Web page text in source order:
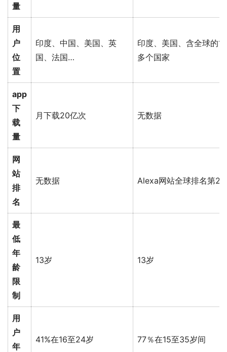
量
用
户
位
置
印度、中国、美国、英
国、法国…
印度、美国、含全球的
多个国家
app
下
载
量
月下载20亿次 无数据
网
站
排
名
无数据 Alexa网站全球排名第2
最
低
年
龄
限
制
13岁 13岁
用
户
年
41%在16至24岁 77％在15至35岁间